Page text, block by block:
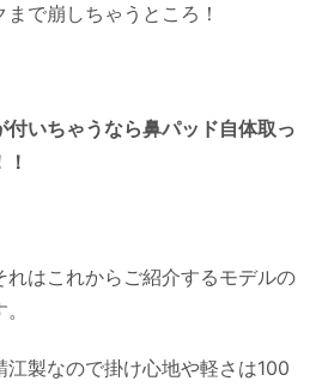
で崩しちゃうところ！
付いちゃうなら鼻パッド自体取っ
れはこれからご紹介するモデルの
江製なので掛け心地や軽さは100